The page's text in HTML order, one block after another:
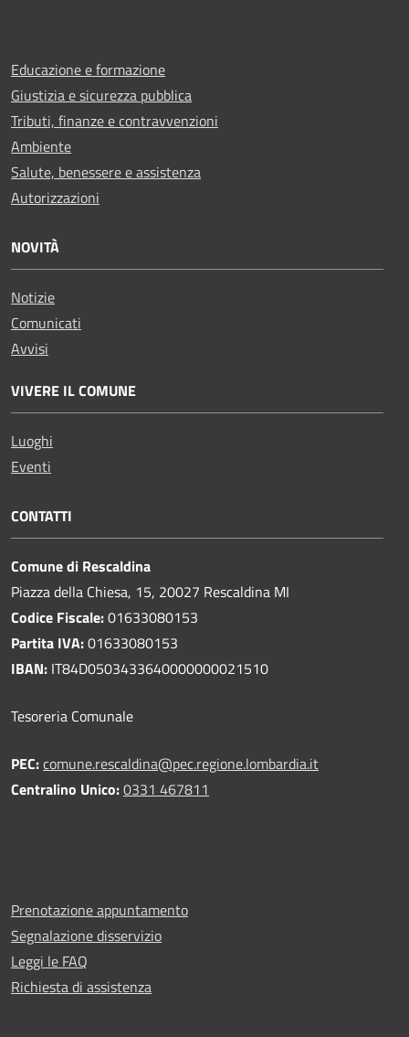
Educazione e formazione
Giustizia e sicurezza pubblica
Tributi, finanze e contravvenzioni
Ambiente
Salute, benessere e assistenza
Autorizzazioni
NOVITÀ
Notizie
Comunicati
Avvisi
VIVERE IL COMUNE
Luoghi
Eventi
CONTATTI
Comune di Rescaldina
Piazza della Chiesa, 15, 20027 Rescaldina MI
Codice Fiscale:01633080153
Partita IVA:01633080153
IBAN: IT84D0503433640000000021510
Tesoreria Comunale
PEC:comune.rescaldina@pec.regione.lombardia.it
Centralino Unico:0331 467811
Prenotazione appuntamento
Segnalazione disservizio
Leggi le FAQ
Richiesta di assistenza